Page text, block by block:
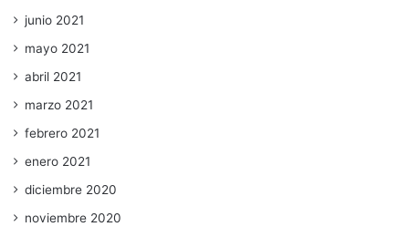
junio 2021
mayo 2021
abril 2021
marzo 2021
febrero 2021
enero 2021
diciembre 2020
noviembre 2020